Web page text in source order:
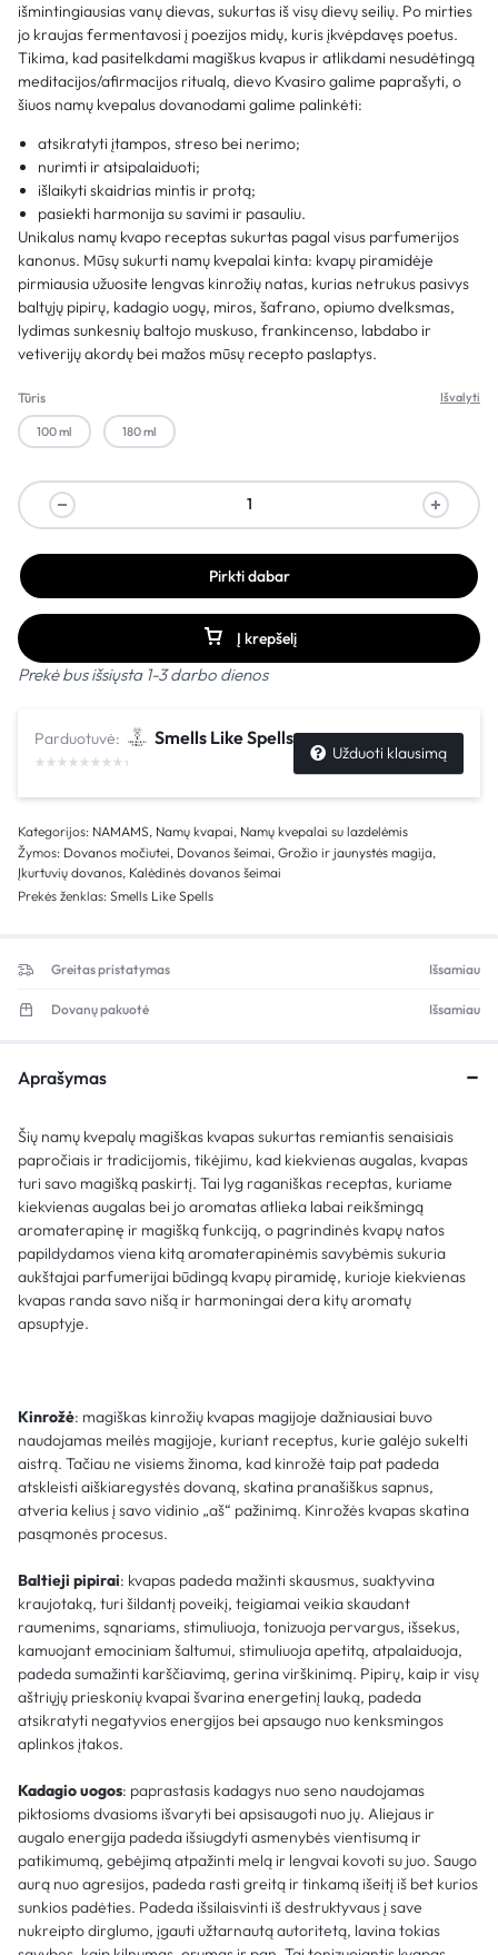
išmintingiausias vanų dievas, sukurtas iš visų dievų seilių. Po mirties
jo kraujas fermentavosi į poezijos midų, kuris įkvėpdavęs poetus.
Tikima, kad pasitelkdami magiškus kvapus ir atlikdami nesudėtingą
meditacijos/afirmacijos ritualą, dievo Kvasiro galime paprašyti, o
šiuos namų kvepalus dovanodami galime palinkėti:
atsikratyti įtampos, streso bei nerimo;
nurimti ir atsipalaiduoti;
išlaikyti skaidrias mintis ir protą;
pasiekti harmonija su savimi ir pasauliu.
Unikalus namų kvapo receptas sukurtas pagal visus parfumerijos
kanonus. Mūsų sukurti namų kvepalai kinta: kvapų piramidėje
pirmiausia užuosite lengvas kinrožių natas, kurias netrukus pasivys
baltųjų pipirų, kadagio uogų, miros, šafrano, opiumo dvelksmas,
lydimas sunkesnių baltojo muskuso, frankincenso, labdabo ir
vetiverijų akordų bei mažos mūsų recepto paslaptys.
Tūris
100 ml 180 ml
Išvalyti
Į krepšelį
Pirkti dabar
Prekė bus išsiųsta 1-3 darbo dienos
Parduotuvė: Smells Like Spells
Užduoti klausimą
Kategorijos: NAMAMS, Namų kvapai, Namų kvepalai su lazdelėmis
Žymos: Dovanos močiutei, Dovanos šeimai, Grožio ir jaunystės magija,
Įkurtuvių dovanos, Kalėdinės dovanos šeimai
Prekės ženklas: Smells Like Spells
Greitas pristatymas Išsamiau
Dovanų pakuotė Išsamiau
Aprašymas
Šių namų kvepalų magiškas kvapas sukurtas remiantis senaisiais
papročiais ir tradicijomis, tikėjimu, kad kiekvienas augalas, kvapas
turi savo magišką paskirtį. Tai lyg raganiškas receptas, kuriame
kiekvienas augalas bei jo aromatas atlieka labai reikšmingą
aromaterapinę ir magišką funkciją, o pagrindinės kvapų natos
papildydamos viena kitą aromaterapinėmis savybėmis sukuria
aukštajai parfumerijai būdingą kvapų piramidę, kurioje kiekvienas
kvapas randa savo nišą ir harmoningai dera kitų aromatų
apsuptyje.
Kinrožė: magiškas kinrožių kvapas magijoje dažniausiai buvo
naudojamas meilės magijoje, kuriant receptus, kurie galėjo sukelti
aistrą. Tačiau ne visiems žinoma, kad kinrožė taip pat padeda
atskleisti aiškiaregystės dovaną, skatina pranašiškus sapnus,
atveria kelius į savo vidinio „aš“ pažinimą. Kinrožės kvapas skatina
pasąmonės procesus.
Baltieji pipirai: kvapas padeda mažinti skausmus, suaktyvina
kraujotaką, turi šildantį poveikį, teigiamai veikia skaudant
raumenims, sąnariams, stimuliuoja, tonizuoja pervargus, išsekus,
kamuojant emociniam šaltumui, stimuliuoja apetitą, atpalaiduoja,
padeda sumažinti karščiavimą, gerina virškinimą. Pipirų, kaip ir visų
aštriųjų prieskonių kvapai švarina energetinį lauką, padeda
atsikratyti negatyvios energijos bei apsaugo nuo kenksmingos
aplinkos įtakos.
Kadagio uogos: paprastasis kadagys nuo seno naudojamas
piktosioms dvasioms išvaryti bei apsisaugoti nuo jų. Aliejaus ir
augalo energija padeda išsiugdyti asmenybės vientisumą ir
patikimumą, gebėjimą atpažinti melą ir lengvai kovoti su juo. Saugo
aurą nuo agresijos, padeda rasti greitą ir tinkamą išeitį iš bet kurios
sunkios padėties. Padeda išsilaisvinti iš destruktyvaus į save
nukreipto dirglumo, įgauti užtarnautą autoritetą, lavina tokias